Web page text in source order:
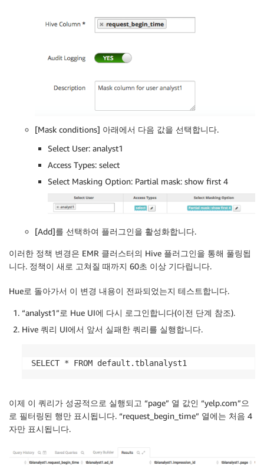
[Mask conditions] 아래에서 다음 값을 선택합니다.
Select User: analyst1
Access Types: select
Select Masking Option: Partial mask: show first 4
[Add]를 선택하여 플러그인을 활성화합니다.
이러한 정책 변경은 EMR 클러스터의 Hive 플러그인을 통해 풀링됩
니다. 정책이 새로 고쳐질 때까지 60초 이상 기다립니다.
Hue로 돌아가서 이 변경 내용이 전파되었는지 테스트합니다.
“analyst1”로 Hue UI에 다시 로그인합니다(이전 단계 참조).
Hive 쿼리 UI에서 앞서 실패한 쿼리를 실행합니다.
SELECT * FROM default.tblanalyst1
이제 이 쿼리가 성공적으로 실행되고 “page” 열 값인 “yelp.com”으
로 필터링된 행만 표시됩니다. “request_begin_time” 열에는 처음 4
자만 표시됩니다.